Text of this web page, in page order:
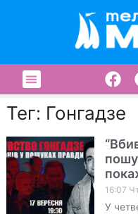
Тег: Гонгадзе
16:07
У